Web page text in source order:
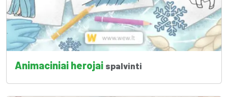
Animaciniai herojai spalvinti